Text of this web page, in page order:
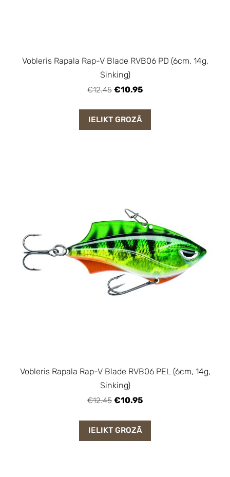
Vobleris Rapala Rap-V Blade RVB06 PD (6cm, 14g,
Sinking)
€12.45 €10.95
IELIKT GROZĀ
Vobleris Rapala Rap-V Blade RVB06 PEL (6cm, 14g,
Sinking)
€12.45 €10.95
IELIKT GROZĀ